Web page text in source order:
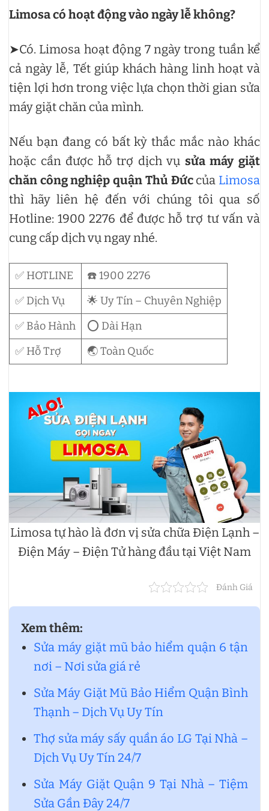
Limosa có hoạt động vào ngày lễ không?
➤Có. Limosa hoạt động 7 ngày trong tuần kể
cả ngày lễ, Tết giúp khách hàng linh hoạt và
tiện lợi hơn trong việc lựa chọn thời gian sửa
máy giặt chăn của mình.
Nếu bạn đang có bất kỳ thắc mắc nào khác
hoặc cần được hỗ trợ dịch vụ sửa máy giặt
chăn công nghiệp quận Thủ Đứccủa Limosa
thì hãy liên hệ đến với chúng tôi qua số
Hotline: 1900 2276 để được hỗ trợ tư vấn và
cung cấp dịch vụ ngay nhé.
✅ HOTLINE
☎️ 1900 2276
✅ Dịch Vụ
🌟 Uy Tín – Chuyên Nghiệp
✅ Bảo Hành
⭕ Dài Hạn
✅ Hỗ Trợ
🌏 Toàn Quốc
Limosa tự hào là đơn vị sửa chữa Điện Lạnh –
Điện Máy – Điện Tử hàng đầu tại Việt Nam
Đánh Giá
Xem thêm:
Sửa máy giặt mũ bảo hiểm quận 6 tận
nơi – Nơi sửa giá rẻ
Sửa Máy Giặt Mũ Bảo Hiểm Quận Bình
Thạnh – Dịch Vụ Uy Tín
Thợ sửa máy sấy quần áo LG Tại Nhà –
Dịch Vụ Uy Tín 24/7
Sửa Máy Giặt Quận 9 Tại Nhà – Tiệm
Sửa Gần Đây 24/7